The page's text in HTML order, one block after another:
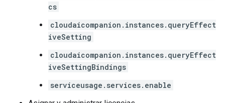
cs
cloudaicompanion.instances.queryEffect
iveSetting
cloudaicompanion.instances.queryEffect
iveSettingBindings
serviceusage.services.enable